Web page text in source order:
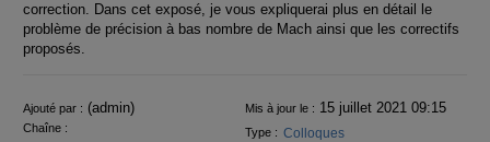
correction. Dans cet exposé, je vous expliquerai plus en détail le
problème de précision à bas nombre de Mach ainsi que les correctifs
proposés.
Informations
Ajouté par : (admin) Mis à jour le : 15 juillet 2021 09:15
Chaîne : Type : Colloques